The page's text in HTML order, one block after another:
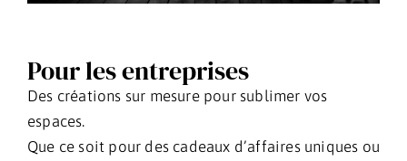
Pour les entreprises
Des créations sur mesure pour sublimer vos
espaces.
Que ce soit pour des cadeaux d’affaires uniques ou